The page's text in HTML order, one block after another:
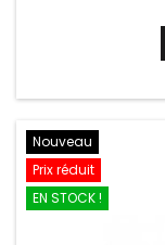
Nouveau
Prix réduit
EN STOCK !